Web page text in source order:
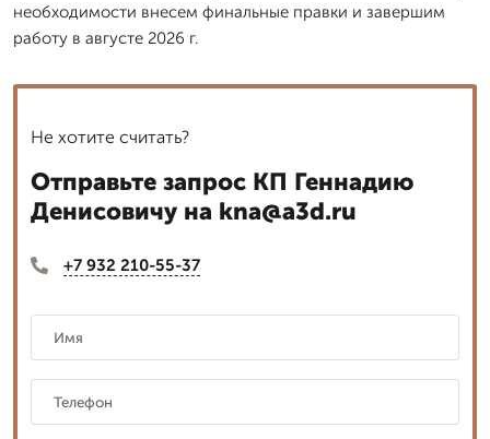
необходимости внесем финальные правки и завершим
работу в августе 2026 г.
Не хотите считать?
Отправьте запрос КП Геннадию
Денисовичу на kna@a3d.ru
+7 932 210-55-37